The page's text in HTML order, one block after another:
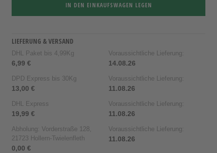
IN DEN EINKAUFSWAGEN LEGEN
LIEFERUNG & VERSAND
DHL Paket bis 4,99Kg
6,99 €
Voraussichtliche Lieferung:
14.08.26
DPD Express bis 30Kg
13,00 €
Voraussichtliche Lieferung:
11.08.26
DHL Express
19,99 €
Voraussichtliche Lieferung:
11.08.26
Abholung: Vorderstraße 128,
21723 Hollern-Twielenfleth
0,00 €
Voraussichtliche Lieferung:
11.08.26